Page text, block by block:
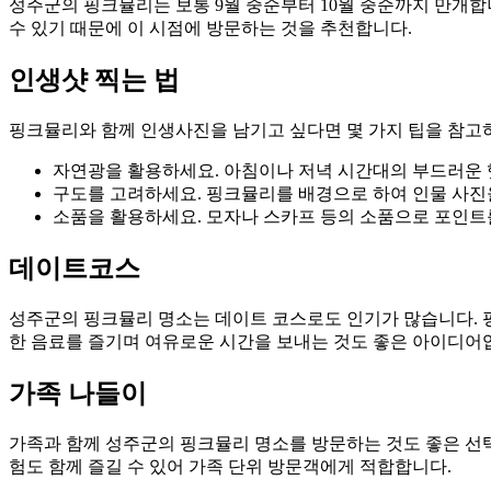
성주군의 핑크뮬리는 보통 9월 중순부터 10월 중순까지 만개
수 있기 때문에 이 시점에 방문하는 것을 추천합니다.
인생샷 찍는 법
핑크뮬리와 함께 인생사진을 남기고 싶다면 몇 가지 팁을 참고
자연광을 활용하세요. 아침이나 저녁 시간대의 부드러운
구도를 고려하세요. 핑크뮬리를 배경으로 하여 인물 사
소품을 활용하세요. 모자나 스카프 등의 소품으로 포인
데이트코스
성주군의 핑크뮬리 명소는 데이트 코스로도 인기가 많습니다
한 음료를 즐기며 여유로운 시간을 보내는 것도 좋은 아이디어
가족 나들이
가족과 함께 성주군의 핑크뮬리 명소를 방문하는 것도 좋은
험도 함께 즐길 수 있어 가족 단위 방문객에게 적합합니다.